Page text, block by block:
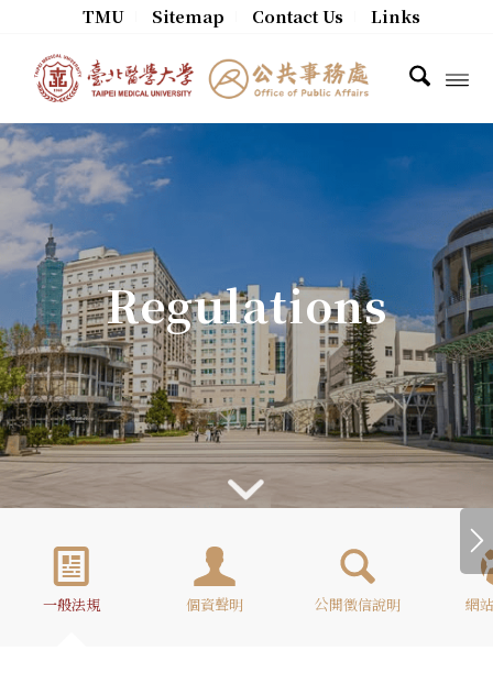
TMU Sitemap Contact Us Links
Regulations
一般法規 個資聲明 公開徵信說明 網